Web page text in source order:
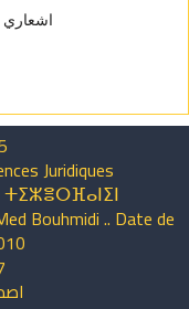
اشعاري
Juridiques
Bouhmidi .. Date de